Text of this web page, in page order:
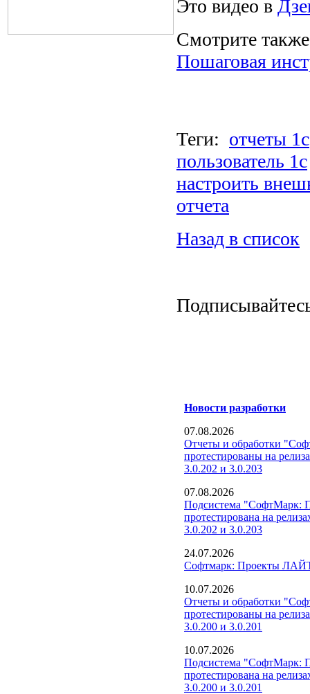
Это видео в
Смотрите
Пошаговая
Теги: отчеты 1с
пользователь 1с
настроить
отчета
Назад в список
Новости разработки
07.08.2026
Отчеты и обработки
протестированы на
3.0.202 и 3.0.203
07.08.2026
Подсистема "СофтМарк:
протестирована на
3.0.202 и 3.0.203
24.07.2026
Софтмарк: Проекты
10.07.2026
Отчеты и обработки
протестированы на
3.0.200 и 3.0.201
10.07.2026
Подсистема "СофтМарк:
протестирована на
3.0.200 и 3.0.201